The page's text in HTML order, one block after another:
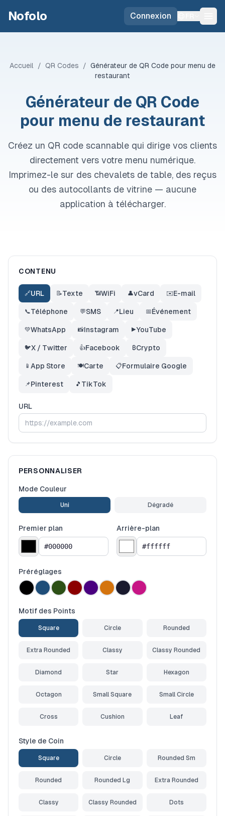
Nofolo Connexion
Accueil / QR Codes / Générateur de QR Code pour menu de
restaurant
Générateur de QR Code
pour menu de restaurant
Créez un QR code scannable qui dirige vos clients
directement vers votre menu numérique.
Imprimez-le sur des chevalets de table, des reçus
ou des autocollants de vitrine — aucune
application à télécharger.
CONTENU
🔗URL 📝Texte 📶 WiFi 👤vCard ✉️E-mail
📞Téléphone 💬SMS 📍Lieu 📅Événement
💚WhatsApp 📸Instagram ▶️YouTube
🐦X / Twitter 👍Facebook ₿Crypto
📱 App Store 🍽️Carte 📋Formulaire Google
📌Pinterest 🎵 TikTok
URL
PERSONNALISER
Mode Couleur
Uni Dégradé
Premier plan Arrière-plan
Préréglages
Motif des Points
Square Circle Rounded
Extra Rounded Classy Classy Rounded
Diamond Star Hexagon
Octagon Small Square Small Circle
Cross Cushion Leaf
Style de Coin
Square Circle Rounded Sm
Rounded Rounded Lg Extra Rounded
Classy Classy Rounded Dots